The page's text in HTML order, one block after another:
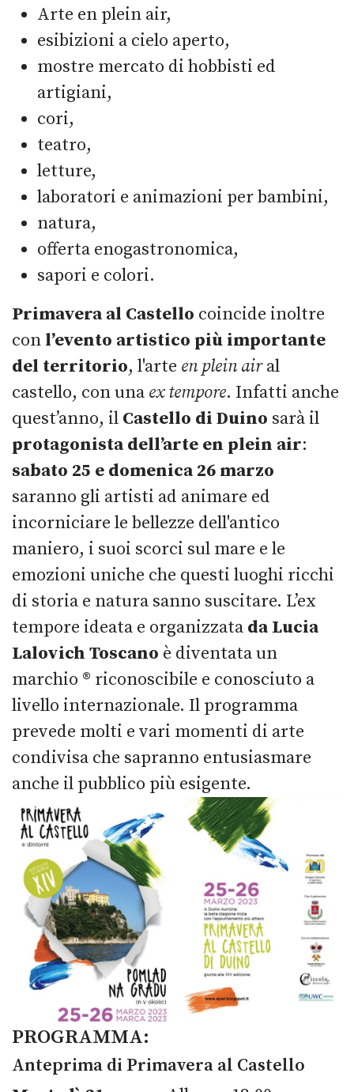
Arte en plein air,
esibizioni a cielo aperto,
mostre mercato di hobbisti ed
artigiani,
cori,
teatro,
letture,
laboratori e animazioni per bambini,
natura,
offerta enogastronomica,
sapori e colori.
Primavera al Castello coincide inoltre
con l’evento artistico più importante
del territorio, l'arte en plein airal
castello, con una ex tempore. Infatti anche
quest’anno, il Castello di Duino sarà il
protagonista dell’arte en plein air:
sabato 25 e domenica 26 marzo
saranno gli artisti ad animare ed
incorniciare le bellezze dell'antico
maniero, i suoi scorci sul mare e le
emozioni uniche che questi luoghi ricchi
di storia e natura sanno suscitare. L’ex
tempore ideata e organizzata da Lucia
Lalovich Toscano è diventata un
marchio ® riconoscibile e conosciuto a
livello internazionale. Il programma
prevede molti e vari momenti di arte
condivisa che sapranno entusiasmare
anche il pubblico più esigente.
PROGRAMMA:
Anteprima di Primavera al Castello